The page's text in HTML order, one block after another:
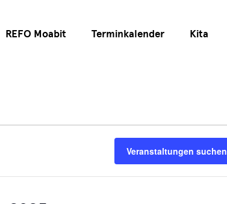
REFO Moabit Terminkalender Kita
Veranstaltungen suchen